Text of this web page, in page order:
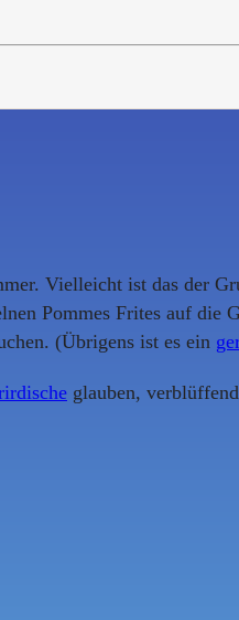
Vielleicht ist das der
Pommes Frites auf
(Übrigens ist es ein
glauben,